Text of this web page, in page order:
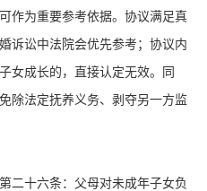
作为重要参考依据。协议满足真
诉讼中法院会优先参考；协议内
女成长的，直接认定无效。同
除法定抚养义务、剥夺另一方监
二十六条：父母对未成年子女负